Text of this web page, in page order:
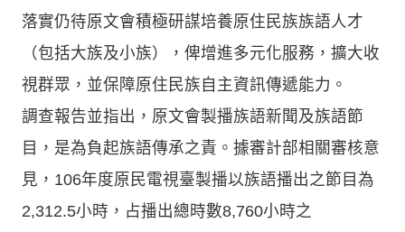
落實仍待原文會積極研謀培養原住民族族語人才
（包括大族及小族），俾增進多元化服務，擴大收
視群眾，並保障原住民族自主資訊傳遞能力。
調查報告並指出，原文會製播族語新聞及族語節
目，是為負起族語傳承之責。據審計部相關審核意
見，106年度原民電視臺製播以族語播出之節目為
2,312.5小時，占播出總時數8,760小時之